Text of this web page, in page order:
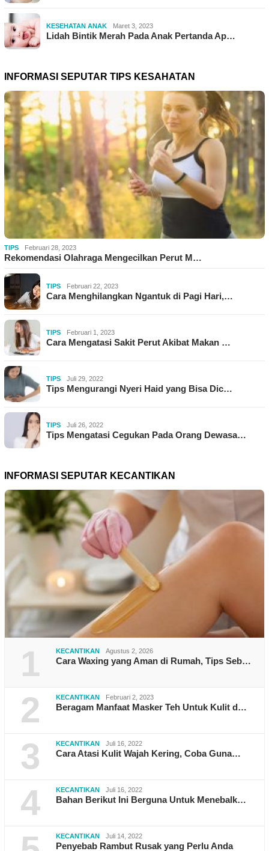
KESEHATAN ANAK Maret 3, 2023
Lidah Bintik Merah Pada Anak Pertanda Ap…
INFORMASI SEPUTAR TIPS KESAHATAN
TIPS Februari 28, 2023
Rekomendasi Olahraga Mengecilkan Perut M…
TIPS Februari 22, 2023
Cara Menghilangkan Ngantuk di Pagi Hari,…
TIPS Februari 1, 2023
Cara Mengatasi Sakit Perut Akibat Makan …
TIPS Juli 29, 2022
Tips Mengurangi Nyeri Haid yang Bisa Dic…
TIPS Juli 26, 2022
Tips Mengatasi Cegukan Pada Orang Dewasa…
INFORMASI SEPUTAR KECANTIKAN
1 KECANTIKAN Agustus 2, 2026
Cara Waxing yang Aman di Rumah, Tips Seb…
2 KECANTIKAN Februari 2, 2023
Beragam Manfaat Masker Teh Untuk Kulit d…
3 KECANTIKAN Juli 16, 2022
Cara Atasi Kulit Wajah Kering, Coba Guna…
4 KECANTIKAN Juli 16, 2022
Bahan Berikut Ini Berguna Untuk Menebalk…
KECANTIKAN Juli 14, 2022
Penyebab Rambut Rusak yang Perlu Anda